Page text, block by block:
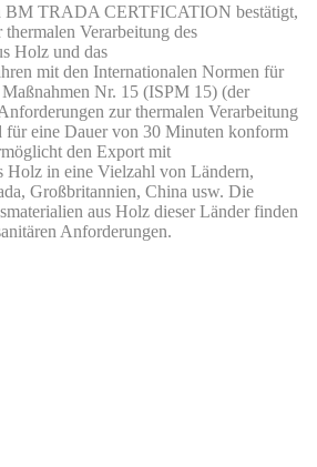
BM TRADA CERTFICATION bestätigt,
Verarbeitung des
Holz und das
mit den Internationalen Normen für
Nr. 15 (ISPM 15) (der
zur thermalen Verarbeitung
für eine Dauer von 30 Minuten konform
den Export mit
Holz in eine Vielzahl von Ländern,
Großbritannien, China usw. Die
aus Holz dieser Länder finden
Anforderungen.